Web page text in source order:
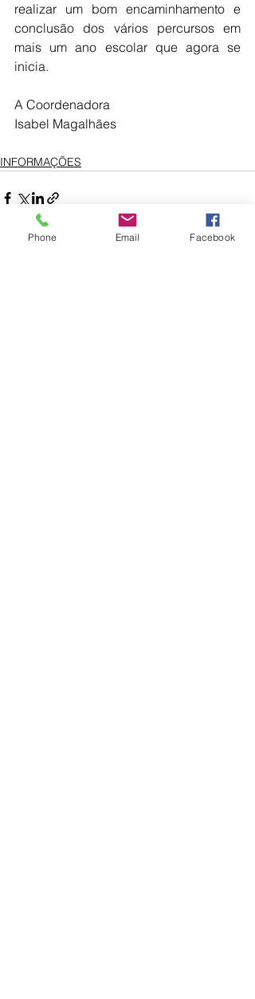
realizar um bom encaminhamento e
conclusão dos vários percursos em
mais um ano escolar que agora se
inicia.
A Coordenadora
Isabel Magalhães
INFORMAÇÕES
Phone Email Facebook